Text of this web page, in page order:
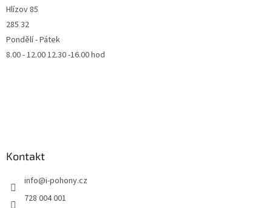
Hlízov 85
285 32
Pondělí - Pátek
8.00 - 12.00 12.30 -16.00 hod
Kontakt
info@i-pohony.cz
728 004 001